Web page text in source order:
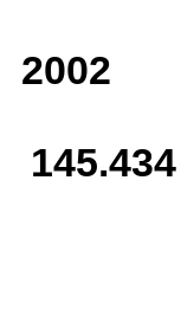
2002
145.434